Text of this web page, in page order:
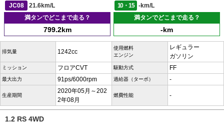
JC08
21.6km/L 10・15
-km/L
満タンでどこまで走る？
799.2km
満タンでどこまで走る？
-km
排気量 1242cc
使用燃料
エンジン
レギュラー
ガソリン
ミッション フロアCVT 駆動方式 FF
最大出力 91ps/6000rpm 過給器（ターボ） -
生産期間
2020年05月～202
2年08月
燃費性能 -
1.2 RS 4WD